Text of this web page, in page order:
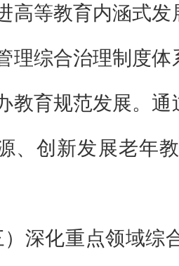
高等教育内涵式发
理综合治理制度
教育规范发展。
、创新发展老年
深化重点领域综